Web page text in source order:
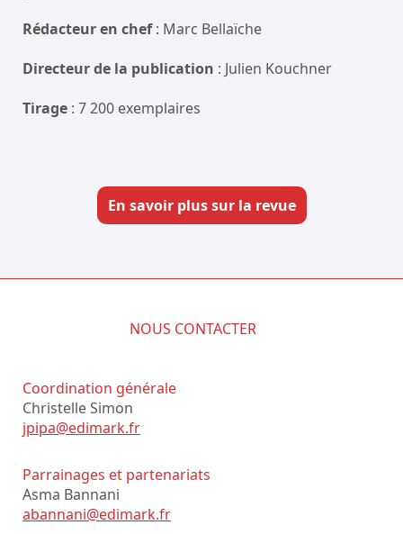
Rédacteur en chef: Marc Bellaïche
Directeur de la publication : Julien Kouchner
Tirage : 7 200 exemplaires
En savoir plus sur la revue
NOUS CONTACTER
Coordination générale
Christelle Simon
jpipa@edimark.fr
Parrainages et partenariats
Asma Bannani
abannani@edimark.fr